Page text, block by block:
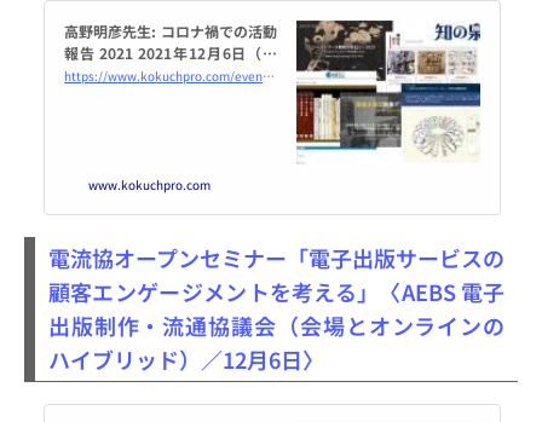
高野明彦先生: コロナ禍での活動
報告 2021 2021年12月6日（オ
ンライン・Zoom） - こくちー
https://www.kokuchpro.com/event/jepa20211206/
www.kokuchpro.com
電流協オープンセミナー「電子出版サービスの
顧客エンゲージメントを考える」〈AEBS 電子
出版制作・流通協議会（会場とオンラインの
ハイブリッド）／12月6日〉